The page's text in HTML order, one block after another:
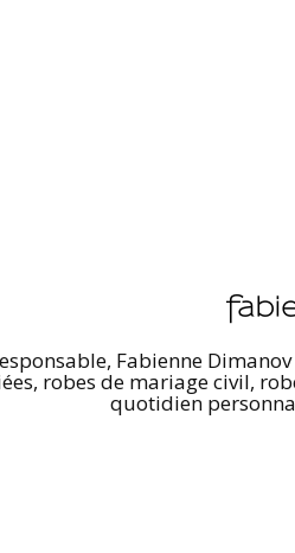
Fabienne
robes de mariage civil,
quotidien